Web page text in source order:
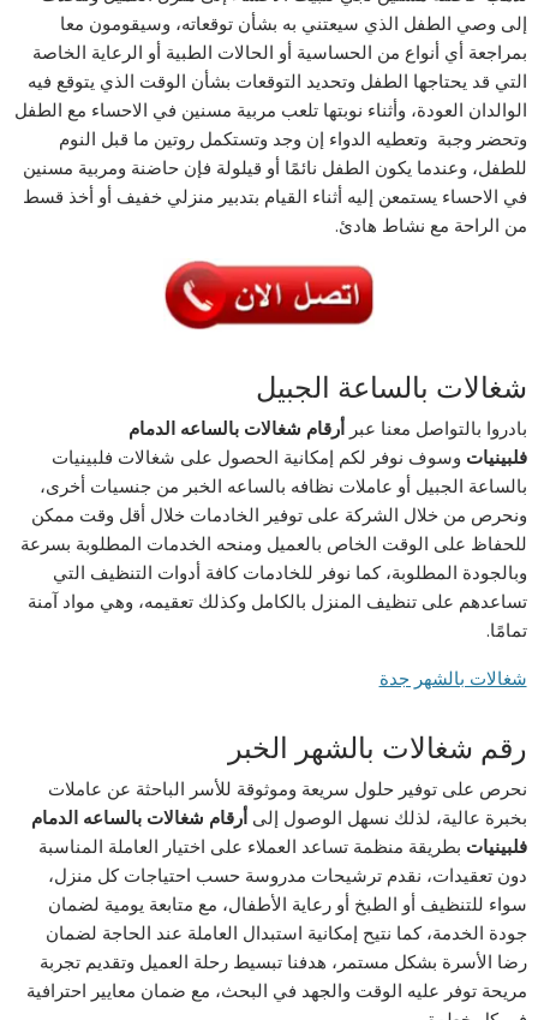
إلى وصي الطفل الذي سيعتني به بشأن توقعاته، وسيقومون معا
بمراجعة أي أنواع من الحساسية أو الحالات الطبية أو الرعاية الخاصة
التي قد يحتاجها الطفل وتحديد التوقعات بشأن الوقت الذي يتوقع فيه
الوالدان العودة، وأثناء نوبتها تلعب مربية مسنين في الاحساء مع الطفل
وتحضر وجبة وتعطيه الدواء إن وجد وتستكمل روتين ما قبل النوم
للطفل، وعندما يكون الطفل نائمًا أو قيلولة فإن حاضنة ومربية مسنين
في الاحساء يستمعن إليه أثناء القيام بتدبير منزلي خفيف أو أخذ قسط
من الراحة مع نشاط هادئ.
شغالات بالساعة الجبيل
بادروا بالتواصل معنا عبرأرقام شغالات بالساعه الدمام
فلبينيات وسوف نوفر لكم إمكانية الحصول على شغالات فلبينيات
بالساعة الجبيل أو عاملات نظافه بالساعه الخبر من جنسيات أخرى،
ونحرص من خلال الشركة على توفير الخادمات خلال أقل وقت ممكن
للحفاظ على الوقت الخاص بالعميل ومنحه الخدمات المطلوبة بسرعة
وبالجودة المطلوبة، كما نوفر للخادمات كافة أدوات التنظيف التي
تساعدهم على تنظيف المنزل بالكامل وكذلك تعقيمه، وهي مواد آمنة
تمامًا.
شغالات بالشهر جدة
رقم شغالات بالشهر الخبر
نحرص على توفير حلول سريعة وموثوقة للأسر الباحثة عن عاملات
بخبرة عالية، لذلك نسهل الوصول إلىأرقام شغالات بالساعه الدمام
فلبينيات بطريقة منظمة تساعد العملاء على اختيار العاملة المناسبة
دون تعقيدات، نقدم ترشيحات مدروسة حسب احتياجات كل منزل،
سواء للتنظيف أو الطبخ أو رعاية الأطفال، مع متابعة يومية لضمان
جودة الخدمة، كما نتيح إمكانية استبدال العاملة عند الحاجة لضمان
رضا الأسرة بشكل مستمر، هدفنا تبسيط رحلة العميل وتقديم تجربة
مريحة توفر عليه الوقت والجهد في البحث، مع ضمان معايير احترافية